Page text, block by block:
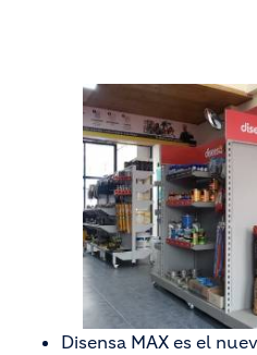
Disensa MAX es el